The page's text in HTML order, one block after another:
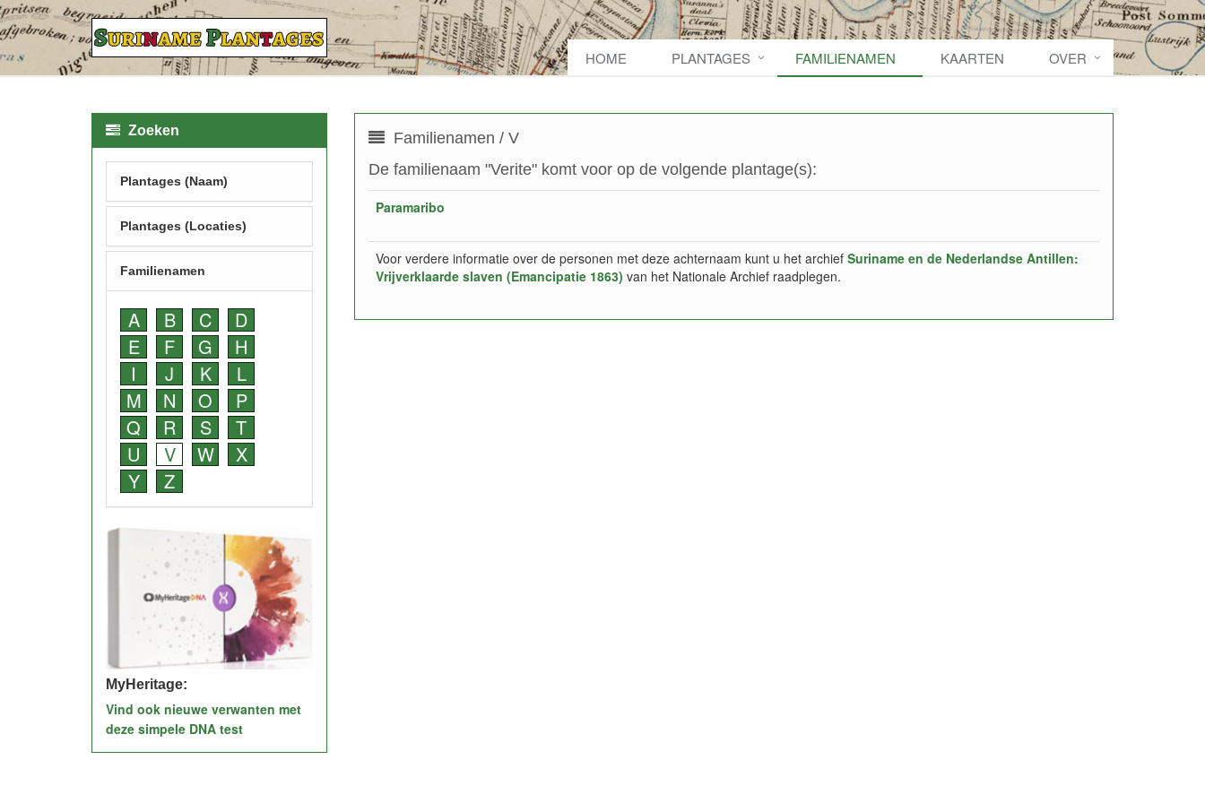
HOME PLANTAGES FAMILIENAMEN KAARTEN OVER
Familienamen / V
De familienaam "Verite" komt voor op de volgende plantage(s):
Paramaribo
Voor verdere informatie over de personen met deze achternaam kunt u het archief Suriname en de Nederlandse Antillen:
Vrijverklaarde slaven (Emancipatie 1863) van het Nationale Archief raadplegen.
Zoeken
Plantages (Naam)
Plantages (Locaties)
Familienamen
A B C
D
E
F G
H
I
J K
L
M
N O
P
Q
R S
T
U
V W
X
Y
Z
MyHeritage:
Vind ook nieuwe verwanten met
deze simpele DNA test